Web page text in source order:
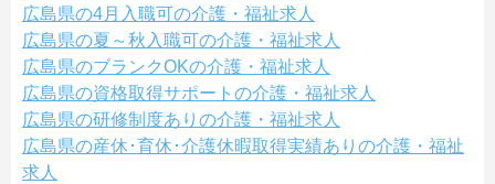
広島県の4月入職可の介護・福祉求人
広島県の夏～秋入職可の介護・福祉求人
広島県のブランクOKの介護・福祉求人
広島県の資格取得サポートの介護・福祉求人
広島県の研修制度ありの介護・福祉求人
広島県の産休･育休･介護休暇取得実績ありの介護・福祉
求人